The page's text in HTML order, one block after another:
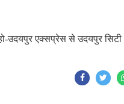
उदयपुर एक्सप्रेस से उदयपुर सिटी